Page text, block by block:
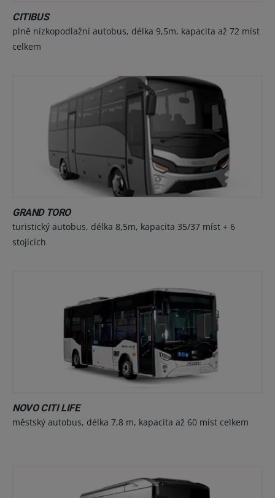
CITIBUS
plně nízkopodlažní autobus, délka 9,5m, kapacita až 72 míst
celkem
GRAND TORO
turistický autobus, délka 8,5m, kapacita 35/37 míst + 6
stojících
NOVO CITI LIFE
městský autobus, délka 7,8 m, kapacita až 60 míst celkem